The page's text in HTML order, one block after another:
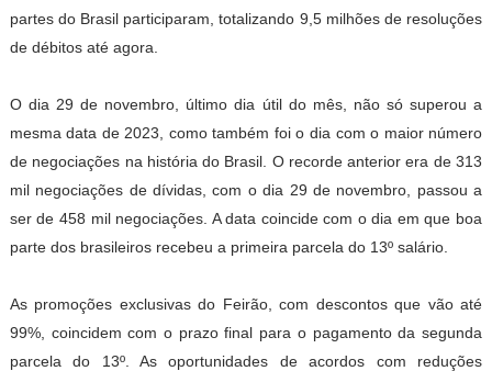
partes do Brasil participaram, totalizando 9,5 milhões de resoluções
de débitos até agora.
O dia 29 de novembro, último dia útil do mês, não só superou a
mesma data de 2023, como também foi o dia com o maior número
de negociações na história do Brasil. O recorde anterior era de 313
mil negociações de dívidas, com o dia 29 de novembro, passou a
ser de 458 mil negociações. A data coincide com o dia em que boa
parte dos brasileiros recebeu a primeira parcela do 13º salário.
As promoções exclusivas do Feirão, com descontos que vão até
99%, coincidem com o prazo final para o pagamento da segunda
parcela do 13º. As oportunidades de acordos com reduções